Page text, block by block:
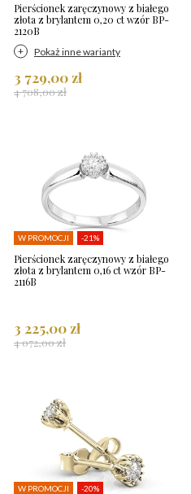
Pierścionek zaręczynowy z białego
złota z brylantem 0,20 ct wzór BP-
2120B
Pokaż inne warianty
3 729,00 zł
4 708,00 zł
W PROMOCJI -21%
Pierścionek zaręczynowy z białego
złota z brylantem 0,16 ct wzór BP-
2116B
3 225,00 zł
4 072,00 zł
W PROMOCJI -20%